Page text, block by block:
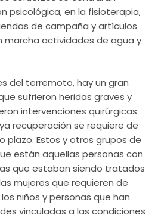
psicológica, en la fisioterapia,
de campaña y artículos
marcha actividades de agua y
del terremoto, hay un gran
sufrieron heridas graves y
intervenciones quirúrgicas
recuperación se requiere de
plazo. Estos y otros grupos de
están aquellas personas con
que estaban siendo tratados
mujeres que requieren de
niños y personas que han
vinculadas a las condiciones